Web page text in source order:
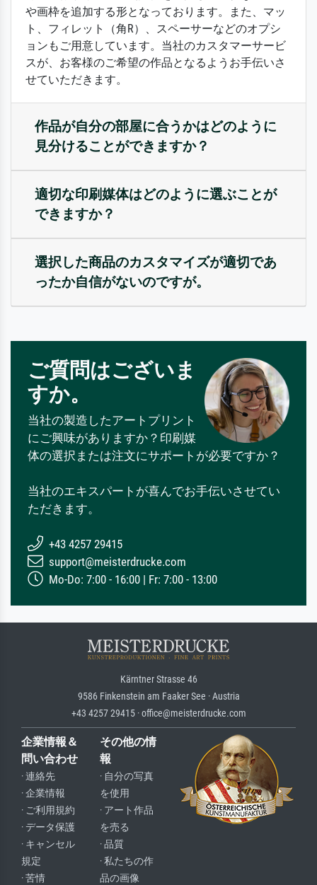
や画枠を追加する形となっております。また、マッ
ト、フィレット（角R）、スペーサーなどのオプシ
ョンもご用意しています。当社のカスタマーサービ
スが、お客様のご希望の作品となるようお手伝いさ
せていただきます。
作品が自分の部屋に合うかはどのように
見分けることができますか？
適切な印刷媒体はどのように選ぶことが
できますか？
選択した商品のカスタマイズが適切であ
ったか自信がないのですが。
ご質問はございま
すか。
当社の製造したアートプリント
にご興味がありますか？印刷媒
体の選択または注文にサポートが必要ですか？
当社のエキスパートが喜んでお手伝いさせてい
ただきます。
+43 4257 29415
support@meisterdrucke.com
Mo-Do: 7:00 - 16:00 | Fr: 7:00 - 13:00
Kärntner Strasse 46
9586 Finkenstein am Faaker See · Austria
+43 4257 29415 · office@meisterdrucke.com
企業情報＆
問い合わせ
· 連絡先
· 企業情報
· ご利用規約
· データ保護
· キャンセル
規定
· 苦情
その他の情
報
· 自分の写真
を使用
· アート作品
を売る
· 品質
· 私たちの作
品の画像